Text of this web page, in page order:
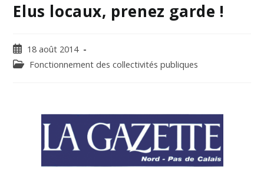
Elus locaux, prenez garde !
18 août 2014
Fonctionnement des collectivités publiques